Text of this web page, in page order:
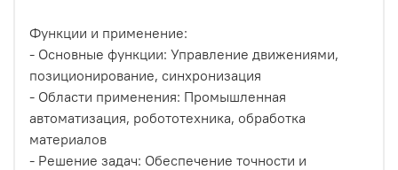
Функции и применение:
- Основные функции: Управление движениями,
позиционирование, синхронизация
- Области применения: Промышленная
автоматизация, робототехника, обработка
материалов
- Решение задач: Обеспечение точности и